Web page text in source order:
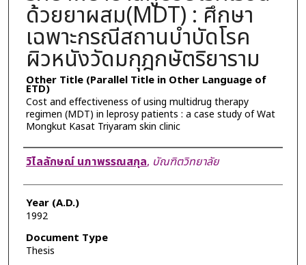
ด้วยยาผสม(MDT) : ศึกษา
เฉพาะกรณีสถานบำบัดโรค
ผิวหนังวัดมกุฎกษัตริยาราม
Other Title (Parallel Title in Other Language of
ETD)
Cost and effectiveness of using multidrug therapy
regimen (MDT) in leprosy patients : a case study of Wat
Mongkut Kasat Triyaram skin clinic
Author
วิไลลักษณ์ นภาพรรณสกุล, บัณฑิตวิทยาลัย
Year (A.D.)
1992
Document Type
Thesis